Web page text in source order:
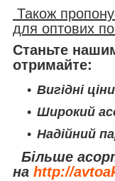
Також
для оптових
Станьте
отримайте:
Вигідні
Широкий
Надійний
Більше
на http://